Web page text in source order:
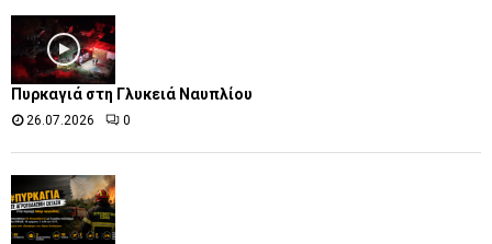
Πυρκαγιά στη Γλυκειά Ναυπλίου
26.07.2026 0